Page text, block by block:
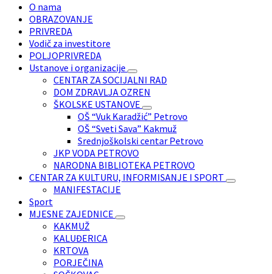
O nama
OBRAZOVANJE
PRIVREDA
Vodič za investitore
POLJOPRIVREDA
Ustanove i organizacije
CENTAR ZA SOCIJALNI RAD
DOM ZDRAVLJA OZREN
ŠKOLSKE USTANOVE
OŠ “Vuk Karadžić” Petrovo
OŠ “Sveti Sava” Kakmuž
Srednjoškolski centar Petrovo
JKP VODA PETROVO
NARODNA BIBLIOTEKA PETROVO
CENTAR ZA KULTURU, INFORMISANJE I SPORT
MANIFESTACIJE
Sport
MJESNE ZAJEDNICE
KAKMUŽ
KALUĐERICA
KRTOVA
PORJEČINA